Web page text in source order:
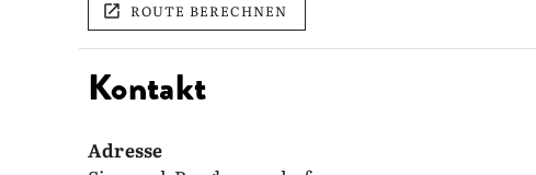
ROUTE BERECHNEN
Kontakt
Adresse